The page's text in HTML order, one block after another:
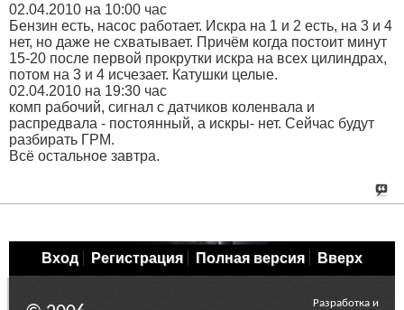
02.04.2010 на 10:00 час
Бензин есть, насос работает. Искра на 1 и 2 есть, на 3 и 4
нет, но даже не схватывает. Причём когда постоит минут
15-20 после первой прокрутки искра на всех цилиндрах,
потом на 3 и 4 исчезает. Катушки целые.
02.04.2010 на 19:30 час
комп рабочий, сигнал с датчиков коленвала и
распредвала - постоянный, а искры- нет. Сейчас будут
разбирать ГРМ.
Всё остальное завтра.
Вход Регистрация Полная версия Вверх
Разработка и